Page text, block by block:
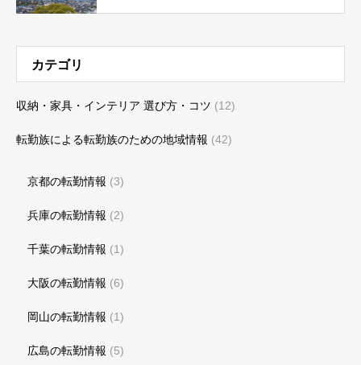
カテゴリ
収納・家具・インテリア 選び方・コツ (12)
転勤族による転勤族のための地域情報 (42)
京都の転勤情報 (3)
兵庫の転勤情報 (2)
千葉の転勤情報 (1)
大阪の転勤情報 (6)
岡山の転勤情報 (1)
広島の転勤情報 (5)